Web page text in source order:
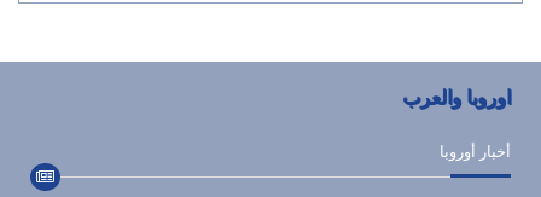
اوروبا والعرب
أخبار أوروبا